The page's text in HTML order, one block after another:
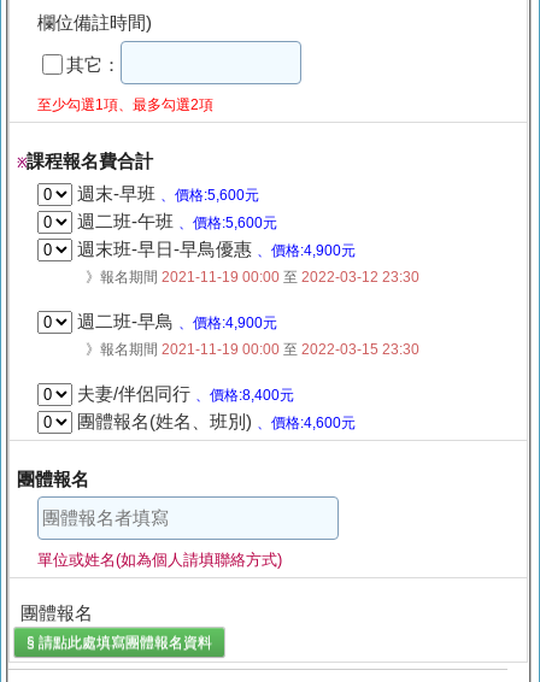
欄位備註時間)
其它：
至少勾選1項、最多勾選2項
※課程報名費合計
週末-早班 、價格:5,600元
週二班-午班 、價格:5,600元
週末班-早日-早鳥優惠 、價格:4,900元
》報名期間 2021-11-19 00:00 至 2022-03-12 23:30
週二班-早鳥 、價格:4,900元
》報名期間 2021-11-19 00:00 至 2022-03-15 23:30
夫妻/伴侶同行 、價格:8,400元
團體報名(姓名、班別) 、價格:4,600元
團體報名
單位或姓名(如為個人請填聯絡方式)
團體報名
§ 請點此處填寫團體報名 資料